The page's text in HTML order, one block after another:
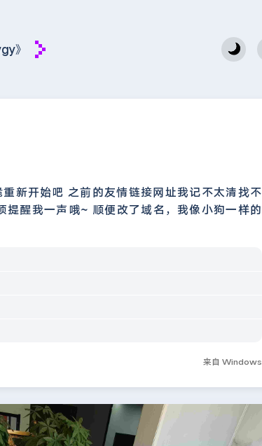
》
新开始吧 之前的友情链接网址我记不太清找不
提醒我一声哦~ 顺便改了域名，我像小狗一样的
来自 Windows